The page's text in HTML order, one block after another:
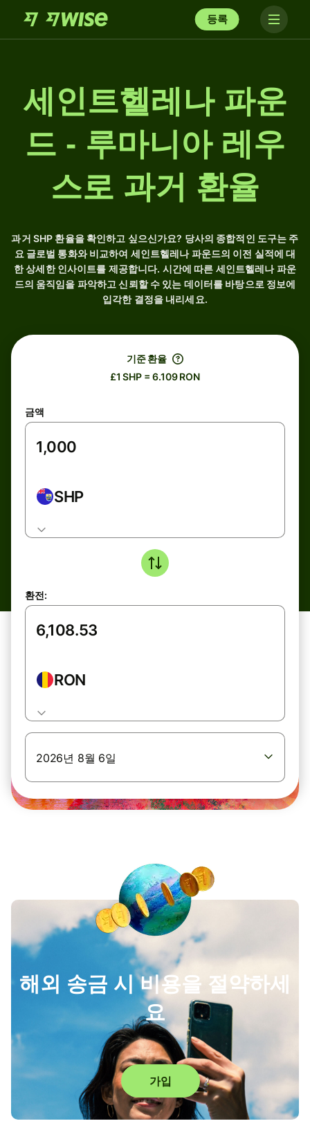
등록
세인트헬레나 파운
드 - 루마니아 레우
스로 과거 환율
과거 SHP 환율을 확인하고 싶으신가요? 당사의 종합적인 도구는 주
요 글로벌 통화와 비교하여 세인트헬레나 파운드의 이전 실적에 대
한 상세한 인사이트를 제공합니다. 시간에 따른 세인트헬레나 파운
드의 움직임을 파악하고 신뢰할 수 있는 데이터를 바탕으로 정보에
입각한 결정을 내리세요.
기준 환율
£1 SHP = 6.109 RON
금액
SHP
환전:
RON
2026년 8월 6일
해외 송금 시 비용을 절약하세
요
가입